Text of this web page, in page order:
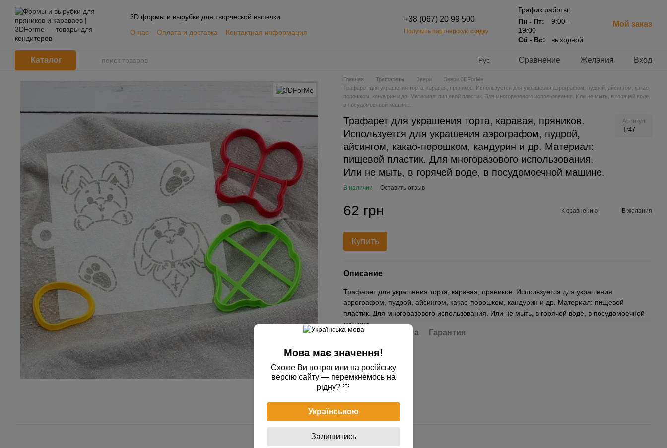
Перейти к основному контенту
3D формы и вырубки для творческой выпечки
О нас
Оплата и доставка
Контактная информация
+38 (067) 20 99 500
Получить партнерскую скидку
График работы:
Пн - Пт:
9:00–
19:00
Сб - Вс:
выходной
Мой заказ
Каталог Рус Сравнение Желания Вход
Главная Трафареты Звери
Звери 3DForMe
Трафарет для украшения торта, каравая, пряников. Используется для украшения аэрографом, пудрой, айсингом, какао-
порошком, кандурин и др. Материал: пищевой пластик. Для многоразового использования. Или не мыть, в горячей воде,
в посудомоечной машине.
Трафарет для украшения торта, каравая, пряников.
Используется для украшения аэрографом, пудрой,
айсингом, какао-порошком, кандурин и др. Материал:
пищевой пластик. Для многоразового использования.
Или не мыть, в горячей воде, в посудомоечной машине.
Артикул
Tr47
В наличии Оставить отзыв
62 грн К сравнению В желания
Купить
Описание
Трафарет для украшения торта, каравая, пряников. Используется для украшения
аэрографом, пудрой, айсингом, какао-порошком, кандурин и др. Материал: пищевой
пластик. Для многоразового использования. Или не мыть, в горячей воде, в посудомоечной
машине.
Доставка Оплата Гарантия
Мова має значення!
Схоже Ви потрапили на російську
версію сайту — перемкнемось на
рідну? 💛
Українською
Залишитись